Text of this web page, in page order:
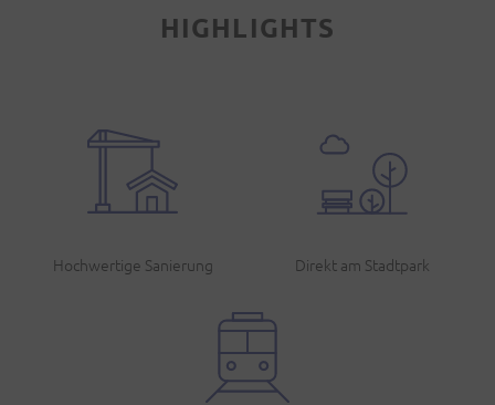
HIGHLIGHTS
Hochwertige Sanierung Direkt am Stadtpark